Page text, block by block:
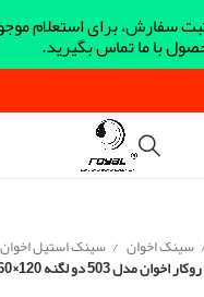
سینک اخوان سینک استیل اخوان
مدل 503 دو لگنه 120×60
سفارش، برای استعلام
با ما تماس بگیرید.